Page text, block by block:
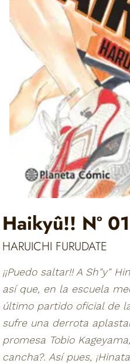
Haikyû!! Nº 01
HARUICHI FURUDATE
¡¡Puedo saltar!! A Sh"y"
así que, en la escuela
último partido oficial de
sufre una derrota
promesa Tobio
cancha?. Así pues,